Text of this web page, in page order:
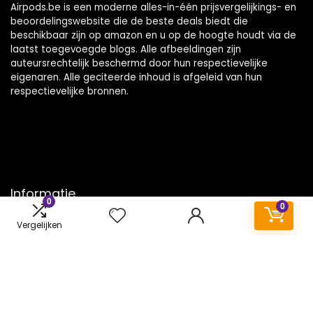
0
Vergelijken
0
Airpods.be is een moderne alles-in-één prijsvergelijkings- en
beoordelingswebsite die de beste deals biedt die
beschikbaar zijn op amazon en u op de hoogte houdt via de
laatst toegevoegde blogs. Alle afbeeldingen zijn
auteursrechtelijk beschermd door hun respectievelijke
eigenaren. Alle geciteerde inhoud is afgeleid van hun
respectievelijke bronnen.
Informatie
Contact